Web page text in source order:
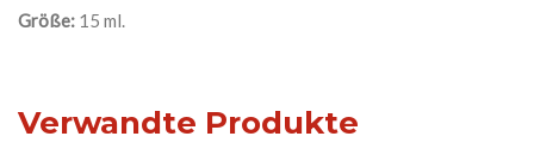
Größe: 15 ml.
Verwandte Produkte